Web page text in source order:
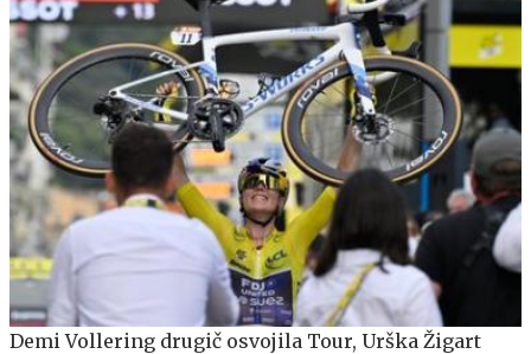
Demi Vollering drugič osvojila Tour, Urška Žigart